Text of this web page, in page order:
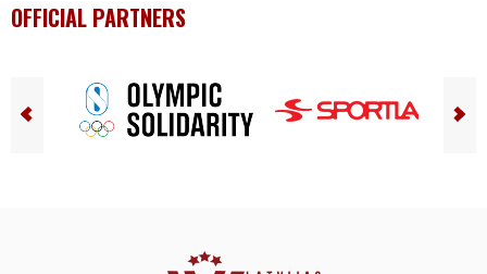
OFFICIAL PARTNERS